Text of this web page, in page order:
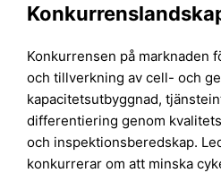
Konkurrensen på marknaden
och tillverkning av cell- och
kapacitetsutbyggnad,
differentiering genom
och inspektionsberedskap.
konkurrerar om att minska